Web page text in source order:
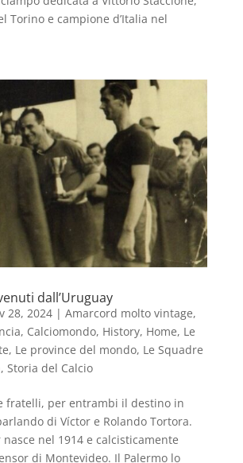
Torino e campione d’Italia nel
dall’Uruguay
28, 2024| Amarcord molto vintage,
, Calciomondo, History, Home, Le
, Le province del mondo, Le Squadre
, Storia del Calcio
fratelli, per entrambi il destino in
di Víctor e Rolando Tortora.
nel 1914 e calcisticamente
di Montevideo. Il Palermo lo